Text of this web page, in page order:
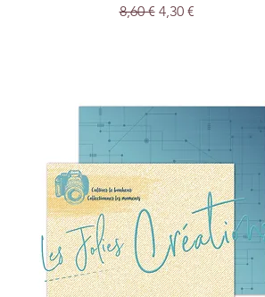
Prix original
8,60 € Prix promotionnel
4,30 €